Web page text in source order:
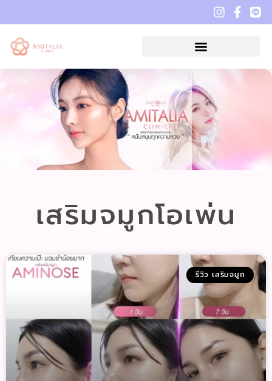
เสริมจมูกโอเพ่น
รีวิว เสริมจมูก